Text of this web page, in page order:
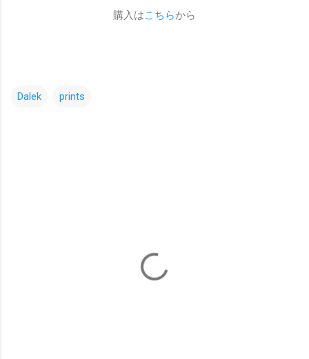
購入はこちらから
Dalek prints